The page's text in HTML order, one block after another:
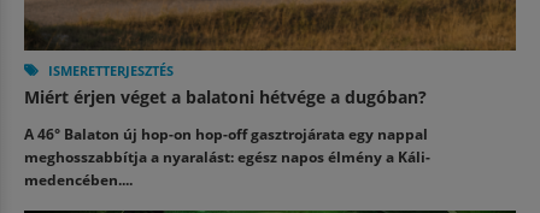
ISMERETTERJESZTÉS
Miért érjen véget a balatoni hétvége a dugóban?
A 46° Balaton új hop-on hop-off gasztrojárata egy nappal
meghosszabbítja a nyaralást: egész napos élmény a Káli-
medencében....